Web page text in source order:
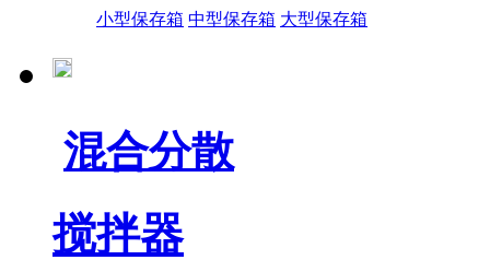
小型保存箱 中型保存箱 大型保存箱
混合分散
搅拌器